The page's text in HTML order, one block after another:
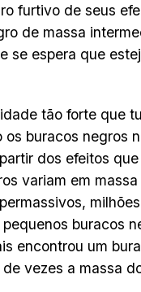
furtivo de seus
de massa
se espera que
tão forte que
buracos negros
dos efeitos
variam em
buracos
encontrou um
vezes a massa